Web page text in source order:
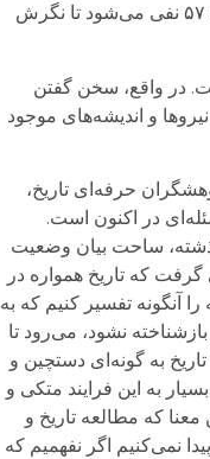
نوعی زمان‌پریشی تاریخی، به نفی ایده‌ی جنبش‌های مردمی و ایده‌ی انقلاب در زمان حال بپردازند. واقعه تاریخی انقلاب ۵۷ نفی می‌شود تا نگرش
در واقع، سخن گفتن
نیروها و اندیشه‌های موجود
حرفه‌ای تاریخ،
در اکنون است.
گذشته، ساحت بیان وضعیت
که تاریخ همواره در
آنگونه تفسیر کنیم که به
نشود، می‌رود تا
سبب واقعه تاریخی همواره در معرض انحراف دید یا سوگیری شناختی[7] ماست: تاریخ به گونه‌ای دستچین و
به این فرایند متکی و
که مطالعه تاریخ و
نمی‌کنیم اگر نفهمیم که